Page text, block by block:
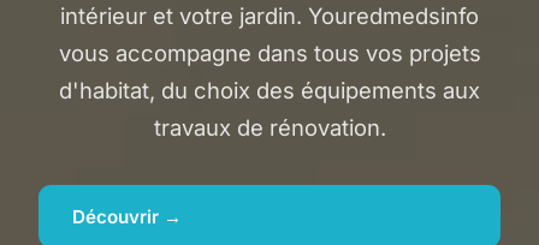
intérieur et votre jardin. Youredmedsinfo
vous accompagne dans tous vos projets
d'habitat, du choix des équipements aux
travaux de rénovation.
Découvrir →